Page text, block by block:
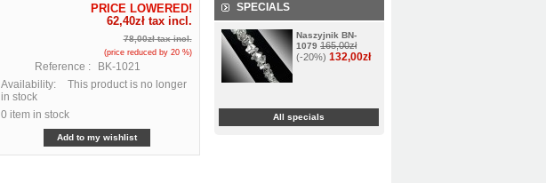
PRICE LOWERED!
62,40złtax incl.
78,00złtax incl.
(price reduced by 20%)
Reference :
BK-1021
Availability:
This product is no longer
in stock
0 item in stock
Add to my wishlist
SPECIALS
Naszyjnik BN-
1079 165,00zł
(-20%) 132,00zł
All specials